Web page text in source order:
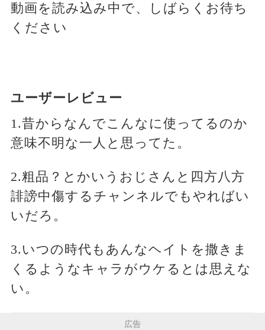
動画を読み込み中で、しばらくお待ち
ください
ユーザーレビュー
1.昔からなんでこんなに使ってるのか
意味不明な一人と思ってた。
2.粗品？とかいうおじさんと四方八方
誹謗中傷するチャンネルでもやればい
いだろ。
3.いつの時代もあんなヘイトを撒きま
くるようなキャラがウケるとは思えな
い。
広告